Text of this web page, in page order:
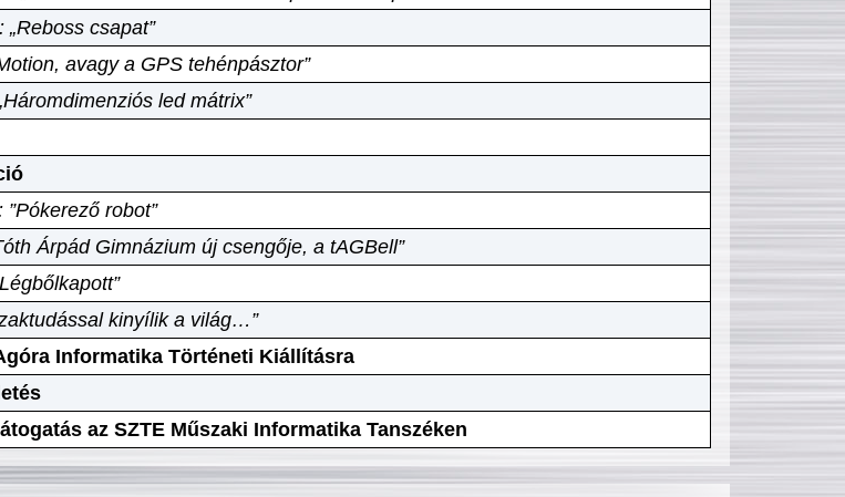
csapat”
avagy a GPS tehénpásztor”
led mátrix”
robot”
Árpád Gimnázium új csengője, a tAGBell”
kinyílik a világ…”
Informatika Történeti Kiállításra
az SZTE Műszaki Informatika Tanszéken